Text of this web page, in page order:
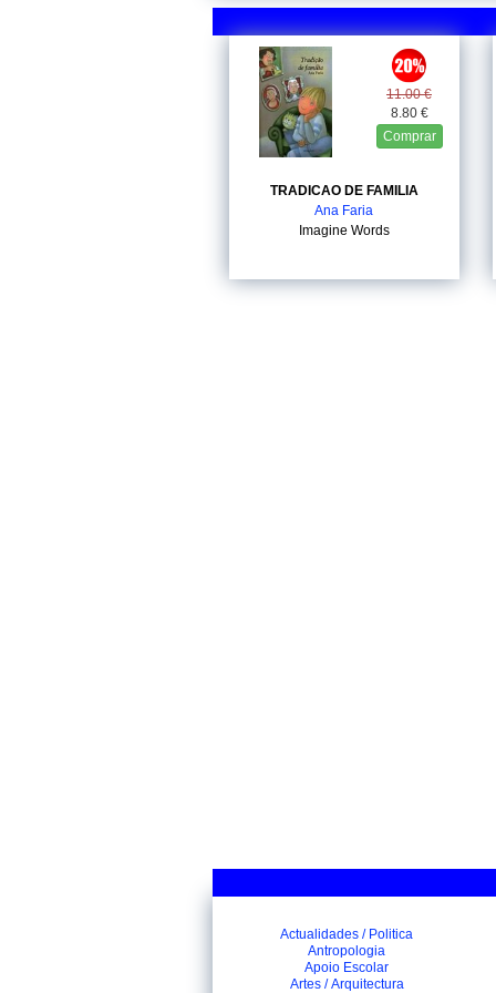
11.00 €
8.80 €
Comprar
TRADICAO DE FAMILIA
Ana Faria
Imagine Words
Actualidades / Politica
Antropologia
Apoio Escolar
Artes / Arquitectura